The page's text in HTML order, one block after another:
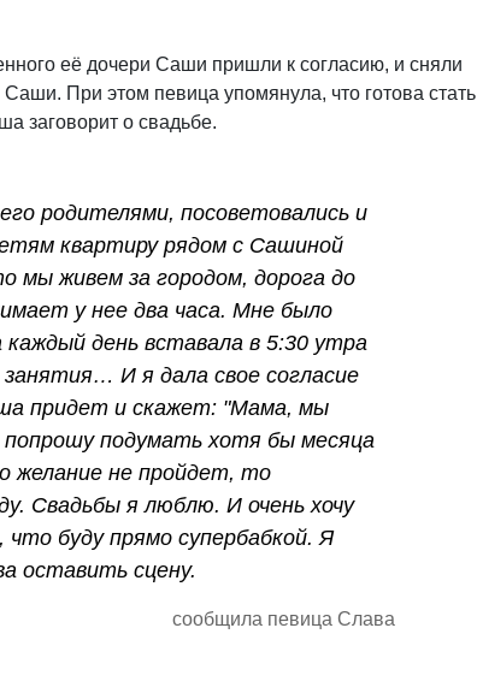
её дочери Саши пришли к согласию, и сняли
При этом певица упомянула, что готова стать
заговорит о свадьбе.
родителями, посоветовались и
квартиру рядом с Сашиной
мы живем за городом, дорога до
у нее два часа. Мне было
день вставала в 5:30 утра
занятия… И я дала свое согласие
придет и скажет: "Мама, мы
подумать хотя бы месяца
желание не пройдет, то
Свадьбы я люблю. И очень хочу
буду прямо супербабкой. Я
оставить сцену.
сообщила певица Слава